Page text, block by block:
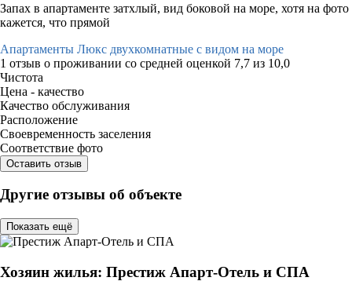
Запах в апартаменте затхлый, вид боковой на море, хотя на фото
кажется, что прямой
Апартаменты Люкс двухкомнатные с видом на море
1 отзыв о проживании со средней оценкой 7,7 из 10,0
Чистота
Цена - качество
Качество обслуживания
Расположение
Своевременность заселения
Соответствие фото
Оставить отзыв
Другие отзывы об объекте
Показать ещё
Хозяин жилья: Престиж Апарт-Отель и СПА